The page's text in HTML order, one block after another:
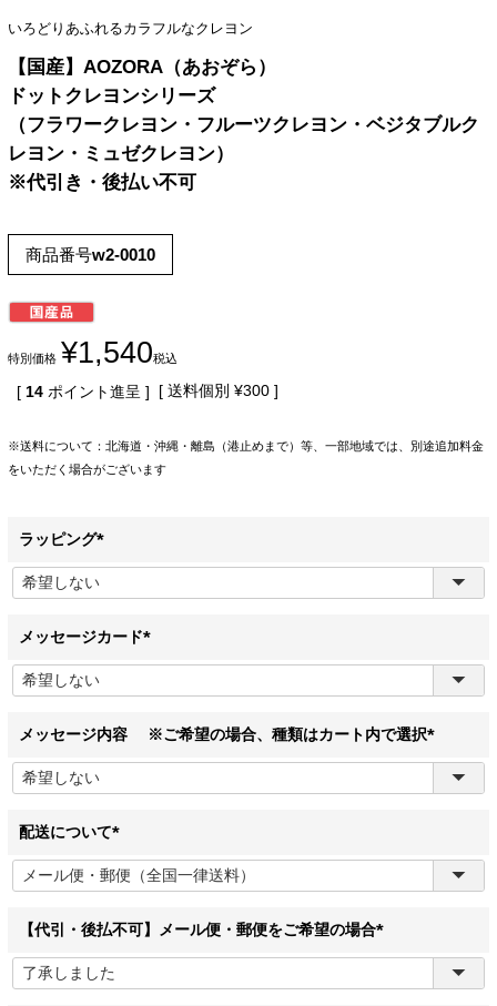
いろどりあふれるカラフルなクレヨン
【国産】AOZORA（あおぞら）
ドットクレヨンシリーズ
（フラワークレヨン・フルーツクレヨン・ベジタブルク
レヨン・ミュゼクレヨン）
※代引き・後払い不可
商品番号w2-0010
特別価格 ¥1,540税込
[ 14 ポイント進呈 ] 送料個別 ¥300
※送料について：北海道・沖縄・離島（港止めまで）等、一部地域では、別途追加料金
をいただく場合がございます
ラッピング
(
必
)
メッセージカード
(
メッセージ内容 ※ご希望の場合、種類はカート内で選択
(
配送について
(
必
)
【代引・後払不可】メール便・郵便をご希望の場合
(